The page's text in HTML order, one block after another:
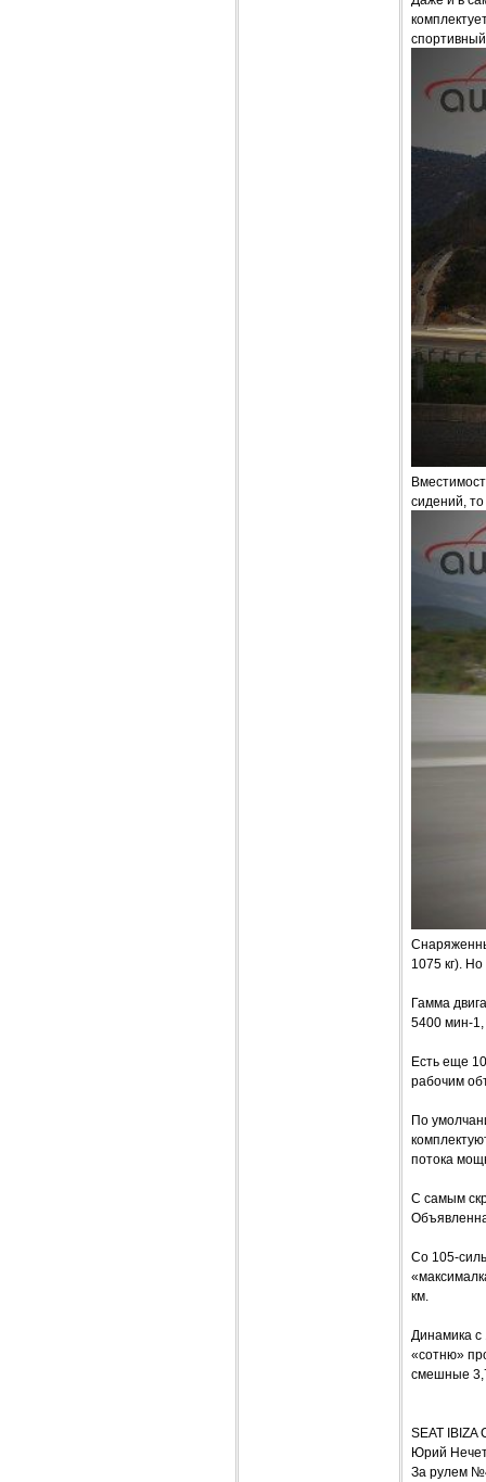
сидений,
1075 кг).
Гамма
5400 мин-1,
Есть еще
рабочим
По
потока
С самым
Со 105-
км.
Динамика с
«сотню»
смешные
SEAT
Юрий
За рулем